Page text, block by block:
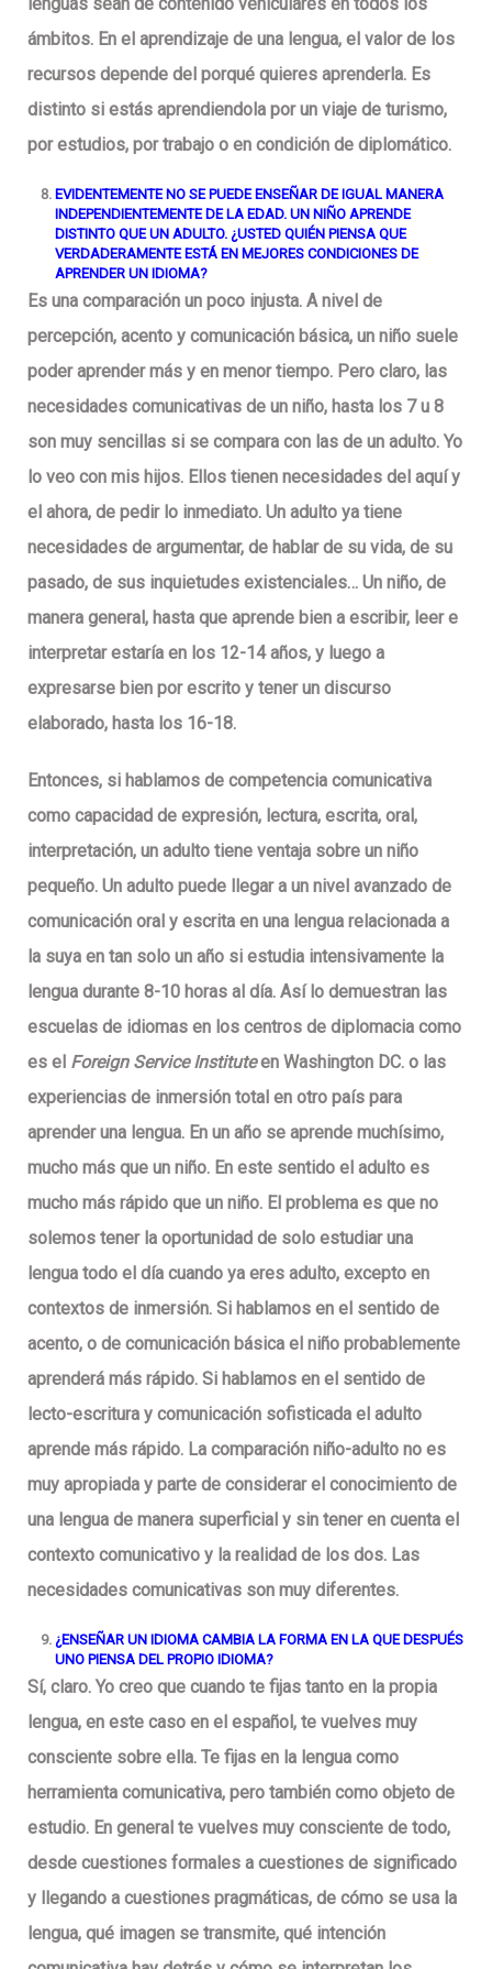
ámbitos. En el aprendizaje de una lengua, el valor de los
recursos depende del porqué quieres aprenderla. Es
distinto si estás aprendiendola por un viaje de turismo,
por estudios, por trabajo o en condición de diplomático.
EVIDENTEMENTE NO SE PUEDE ENSEÑAR DE IGUAL MANERA
INDEPENDIENTEMENTE DE LA EDAD. UN NIÑO APRENDE
DISTINTO QUE UN ADULTO. ¿USTED QUIÉN PIENSA QUE
VERDADERAMENTE ESTÁ EN MEJORES CONDICIONES DE
APRENDER UN IDIOMA?
Es una comparación un poco injusta. A nivel de
percepción, acento y comunicación básica, un niño suele
poder aprender más y en menor tiempo. Pero claro, las
necesidades comunicativas de un niño, hasta los 7 u 8
son muy sencillas si se compara con las de un adulto. Yo
lo veo con mis hijos. Ellos tienen necesidades del aquí y
el ahora, de pedir lo inmediato. Un adulto ya tiene
necesidades de argumentar, de hablar de su vida, de su
pasado, de sus inquietudes existenciales… Un niño, de
manera general, hasta que aprende bien a escribir, leer e
interpretar estaría en los 12-14 años, y luego a
expresarse bien por escrito y tener un discurso
elaborado, hasta los 16-18.
Entonces, si hablamos de competencia comunicativa
como capacidad de expresión, lectura, escrita, oral,
interpretación, un adulto tiene ventaja sobre un niño
pequeño. Un adulto puede llegar a un nivel avanzado de
comunicación oral y escrita en una lengua relacionada a
la suya en tan solo un año si estudia intensivamente la
lengua durante 8-10 horas al día. Así lo demuestran las
escuelas de idiomas en los centros de diplomacia como
es el Foreign Service Instituteen Washington DC. o las
experiencias de inmersión total en otro país para
aprender una lengua. En un año se aprende muchísimo,
mucho más que un niño. En este sentido el adulto es
mucho más rápido que un niño. El problema es que no
solemos tener la oportunidad de solo estudiar una
lengua todo el día cuando ya eres adulto, excepto en
contextos de inmersión. Si hablamos en el sentido de
acento, o de comunicación básica el niño probablemente
aprenderá más rápido. Si hablamos en el sentido de
lecto-escritura y comunicación sofisticada el adulto
aprende más rápido. La comparación niño-adulto no es
muy apropiada y parte de considerar el conocimiento de
una lengua de manera superficial y sin tener en cuenta el
contexto comunicativo y la realidad de los dos. Las
necesidades comunicativas son muy diferentes.
¿ENSEÑAR UN IDIOMA CAMBIA LA FORMA EN LA QUE DESPUÉS
UNO PIENSA DEL PROPIO IDIOMA?
Sí, claro. Yo creo que cuando te fijas tanto en la propia
lengua, en este caso en el español, te vuelves muy
consciente sobre ella. Te fijas en la lengua como
herramienta comunicativa, pero también como objeto de
estudio. En general te vuelves muy consciente de todo,
desde cuestiones formales a cuestiones de significado
y llegando a cuestiones pragmáticas, de cómo se usa la
lengua, qué imagen se transmite, qué intención